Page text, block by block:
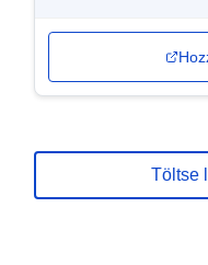
Töltse